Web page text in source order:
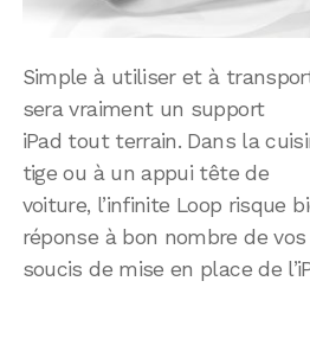
Simple à utiliser et à
sera vraiment un support
iPad tout terrain. Dans la
tige ou à un appui tête de
voiture, l’infinite Loop risque
réponse à bon nombre de vos
soucis de mise en place de